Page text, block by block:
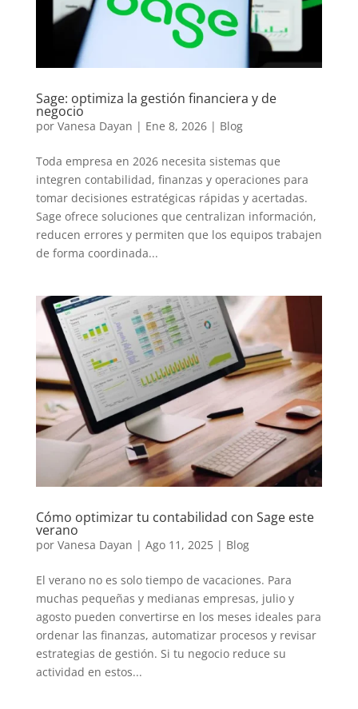
Sage: optimiza la gestión financiera y de
negocio
por Vanesa Dayan | Ene 8, 2026| Blog
Toda empresa en 2026 necesita sistemas que
integren contabilidad, finanzas y operaciones para
tomar decisiones estratégicas rápidas y acertadas.
Sage ofrece soluciones que centralizan información,
reducen errores y permiten que los equipos trabajen
de forma coordinada...
Cómo optimizar tu contabilidad con Sage este
verano
por Vanesa Dayan | Ago 11, 2025| Blog
El verano no es solo tiempo de vacaciones. Para
muchas pequeñas y medianas empresas, julio y
agosto pueden convertirse en los meses ideales para
ordenar las finanzas, automatizar procesos y revisar
estrategias de gestión. Si tu negocio reduce su
actividad en estos...